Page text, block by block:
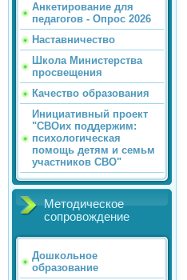
Анкетирование для
педагогов - Опрос 2026
Наставничество
Школа Министерства
просвещения
Качество образования
Инициативный проект
"СВОих поддержим:
психологическая
помощь детям и семьм
участников СВО"
Методическое
сопровождение
Дошкольное
образование